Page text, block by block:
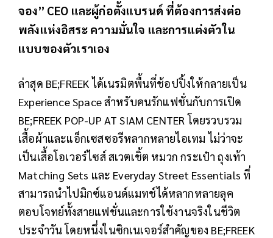
จอง” CEO และผู้ก่อตั้งแบรนด์ ที่ต้องการส่งต่อ
พลังแห่งอิสระ ความมั่นใจ และการแต่งตัวใน
แบบของตัวเราเอง
ล่าสุด BE;FREEK ได้เนรมิตพื้นที่ช้อปปิ้งให้กลายเป็น
Experience Space สำหรับคนรักแฟชั่นกับการเปิด
BE;FREEK POP-UP AT SIAM CENTER โดยรวบรวม
เสื้อผ้าและแอ็กเซสซอรีหลากหลายไอเทม ไม่ว่าจะ
เป็นเสื้อโอเวอร์ไซส์ สเวตเชิ้ต หมวก กระเป๋า ถุงเท้า
Matching Sets และ Everyday Street Essentials ที่
สามารถนำไปมิกซ์แอนด์แมทช์ได้หลากหลายลุค
ตอบโจทย์ทั้งสายแฟชั่นและการใช้งานจริงในชีวิต
ประจำวัน โดยหนึ่งในซิกเนเจอร์สำคัญของ BE;FREEK